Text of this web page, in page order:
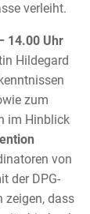
verleiht.
14.00 Uhr
Hildegard
zum
im Hinblick
von
der DPG-
zeigen, dass